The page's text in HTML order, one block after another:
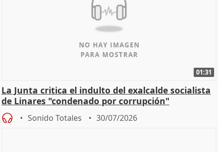
01:31
La Junta critica el indulto del exalcalde socialista
de Linares "condenado por corrupción"
Sonido Totales 30/07/2026